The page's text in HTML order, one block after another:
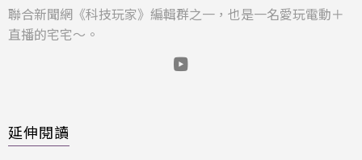
聯合新聞網《科技玩家》編輯群之一，也是一名愛玩電動＋
直播的宅宅～。
延伸閱讀